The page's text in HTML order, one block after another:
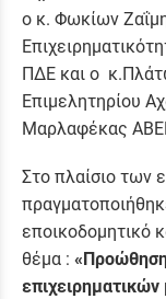
ο κ. Φωκίων
ΠΔΕ και ο
Επιμελητηρίου
Μαρλαφέκας
Στο πλαίσιο των
εποικοδομητικό
θέμα :